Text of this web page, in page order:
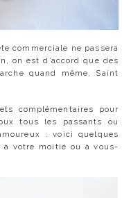
commerciale ne passera
on est d’accord que des
quand même, Saint
complémentaires pour
tous les passants ou
: voici quelques
votre moitié ou à vous-